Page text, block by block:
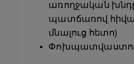
առողջական
պատճառով
մնալուց հետո)